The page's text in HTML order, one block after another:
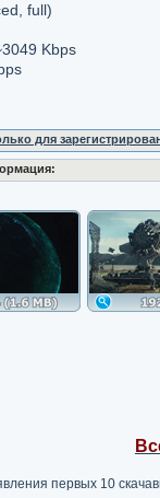
full)
Kbps
для
первых 10